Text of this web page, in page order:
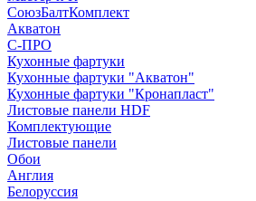
СоюзБалтКомплект
Акватон
С-ПРО
Кухонные фартуки
Кухонные фартуки "Акватон"
Кухонные фартуки "Кронапласт"
Листовые панели HDF
Комплектующие
Листовые панели
Обои
Англия
Белоруссия